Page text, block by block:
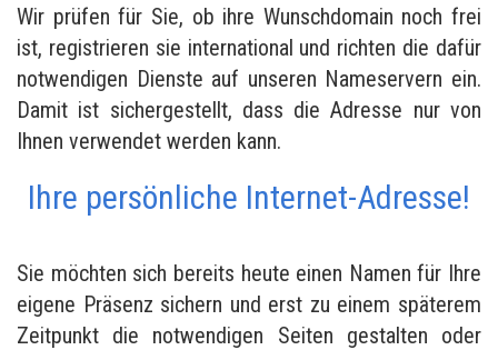
Wir prüfen für Sie, ob ihre Wunschdomain noch frei
ist, registrieren sie international und richten die dafür
notwendigen Dienste auf unseren Nameservern ein.
Damit ist sichergestellt, dass die Adresse nur von
Ihnen verwendet werden kann.
Ihre persönliche Internet-Adresse!
Sie möchten sich bereits heute einen Namen für Ihre
eigene Präsenz sichern und erst zu einem späterem
Zeitpunkt die notwendigen Seiten gestalten oder